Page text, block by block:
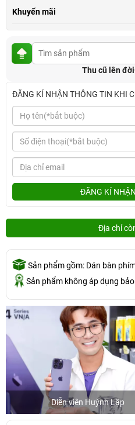
Khuyến mãi
Thu cũ lên đời
ĐĂNG KÍ NHẬN THÔNG TIN KHI
ĐĂNG KÍ
Địa chỉ
Sản phẩm gồm: Dán bàn
Sản phẩm không áp dụng
Diễn viên Huỳnh Lập